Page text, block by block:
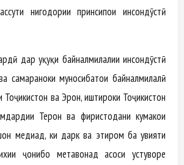
нигоҳдории принсипҳои инсондӯстӣ
дар ҳуқуқи байналмилалии инсондӯстӣ
самараноки муносибатҳои байналмилалӣ
ва Эрон, иштироки Тоҷикистон
Теҳрон ва фиристодани кумакҳои
медиҳад, ки дарк ва эҳтиром ба ҳувияти
ҷонибҳо метавонад асоси устуворе